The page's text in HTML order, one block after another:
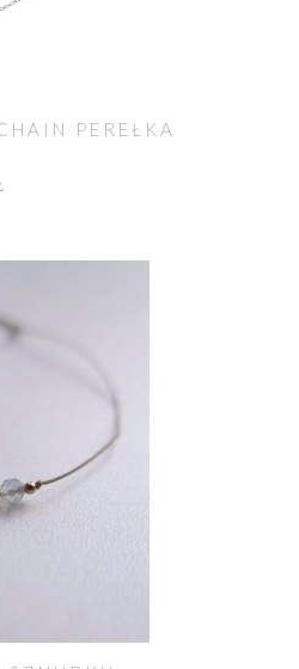
PEREŁKA